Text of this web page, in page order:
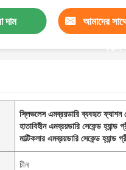
দাম আমাদের
করুন
স্লিভলেস এমব্রয়ডারি ব্যবহৃত ফ্যাশন
হাতাবিহীন এমব্রয়ডারি সেকেন্ড হ্যান্ড
মাল্টিকলার এমব্রয়ডারি সেকেন্ড হ্যান্ড
চীন